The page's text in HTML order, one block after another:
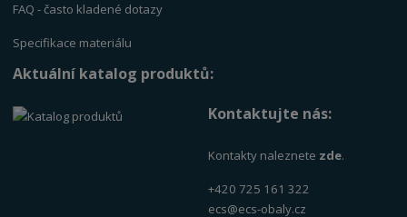
FAQ - často kladené dotazy
Specifikace materiálu
Aktuální katalog produktů:
Kontaktujte nás:
Kontakty naleznete zde.
+420 725 161 322
ecs@ecs-obaly.cz